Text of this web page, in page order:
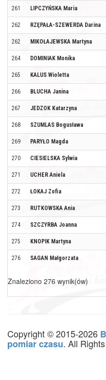
261 LIPCZYŃSKA Maria
262 RZĘPAŁA-SZEWERDA Darina
262 MIKOŁAJEWSKA Martyna
264 DOMINIAK Monika
265 KALUS Wioletta
266 BLUCHA Janina
267 JEDZOK Katarzyna
268 SZUMLAS Bogusława
269 PARYŁO Magda
270 CIESIELSKA Sylwia
271 UCHER Aniela
272 ŁOKAJ Zofia
273 RUTKOWSKA Ania
274 SZCZYRBA Joanna
275 KNOPIK Martyna
276 SAGAN Małgorzata
Znaleziono 276 wynik(ów)
Copyright © 2015-2026
pomiar czasu. All